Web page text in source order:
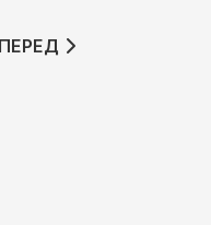
МАРОККО
ЮЖНЫЙ